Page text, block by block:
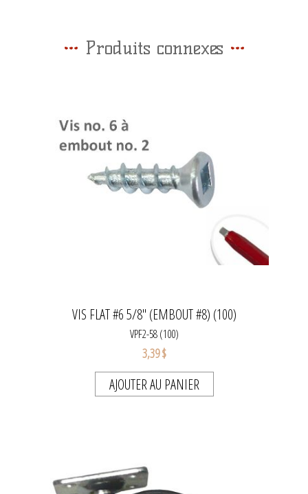
Produits connexes
VIS FLAT #6 5/8" (EMBOUT #8) (100)
VPF2-58 (100)
3,39 $
AJOUTER AU PANIER